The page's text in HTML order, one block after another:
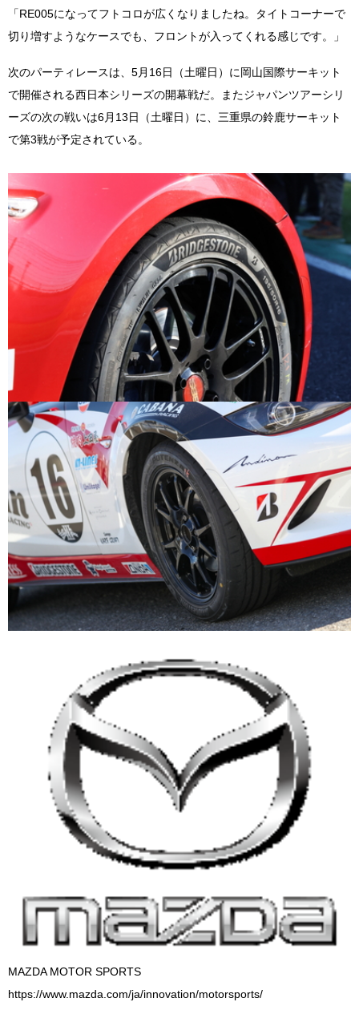
「RE005になってフトコロが広くなりましたね。タイトコーナーで
切り増すようなケースでも、フロントが入ってくれる感じです。」
次のパーティレースは、5月16日（土曜日）に岡山国際サーキット
で開催される西日本シリーズの開幕戦だ。またジャパンツアーシリ
ーズの次の戦いは6月13日（土曜日）に、三重県の鈴鹿サーキット
で第3戦が予定されている。
MAZDA MOTOR SPORTS
https://www.mazda.com/ja/innovation/motorsports/